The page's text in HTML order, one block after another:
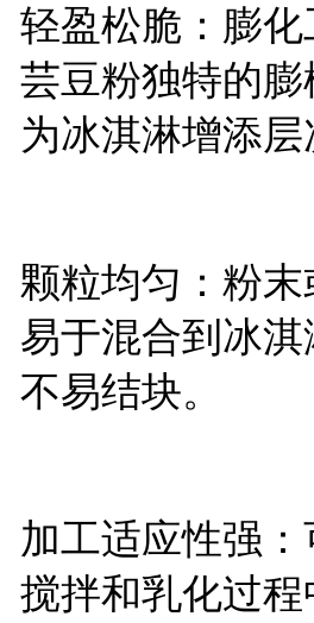
轻盈松脆：膨化
芸豆粉独特的
为冰淇淋增添层
颗粒均匀：粉
易于混合到冰淇
不易结块。
加工适应性强：
搅拌和乳化过